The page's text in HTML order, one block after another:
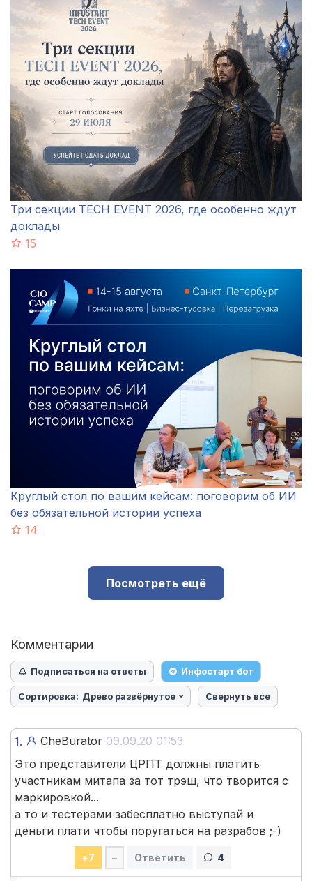
Три секции TECH EVENT 2026, где особенно ждут
доклады
15
Круглый стол по вашим кейсам: поговорим об ИИ
без обязательной истории успеха
14
Посмотреть ещё
Комментарии
Подписаться на ответы Инфостарт бот
Сортировка: Древо развёрнутое Свернуть все
1. CheBurator 09.09.20 01:53
Это представители ЦРПТ должны платить
участникам митапа за тот трэш, что творится с
маркировкой...
а то и тестерами забесплатно выступай и
деньги плати чтобы поругаться на разрабов ;-)
+7 – Ответить 4